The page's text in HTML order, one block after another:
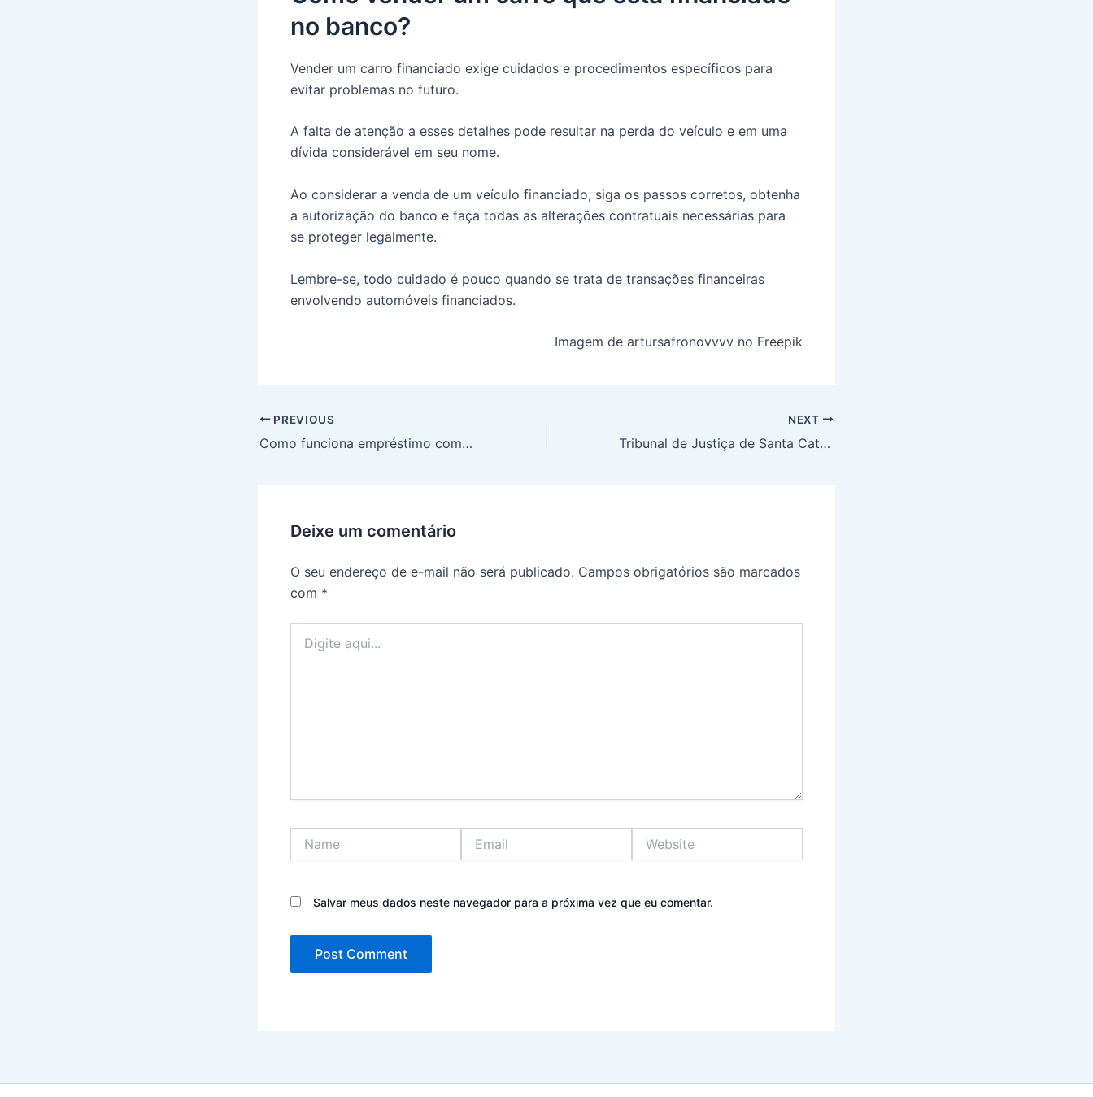
no banco?
Vender um carro financiado exige cuidados e procedimentos específicos para
evitar problemas no futuro.
A falta de atenção a esses detalhes pode resultar na perda do veículo e em uma
dívida considerável em seu nome.
Ao considerar a venda de um veículo financiado, siga os passos corretos, obtenha
a autorização do banco e faça todas as alterações contratuais necessárias para
se proteger legalmente.
Lembre-se, todo cuidado é pouco quando se trata de transações financeiras
envolvendo automóveis financiados.
Imagem de artursafronovvvv no Freepik
PREVIOUS
Como funciona empréstimo com garantia de veículo?
NEXT
Tribunal de Justiça de Santa Catarina mantém condenação por “golpe do bilhete” aplicado a idosa
Deixe um comentário
O seu endereço de e-mail não será publicado. Campos obrigatórios são marcados
com *
aqui...
Salvar meus dados neste navegador para a próxima vez que eu comentar.